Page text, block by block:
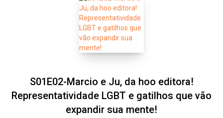
S01E02-Marcio e Ju, da hoo editora!
Representatividade LGBT e gatilhos que vão
expandir sua mente!